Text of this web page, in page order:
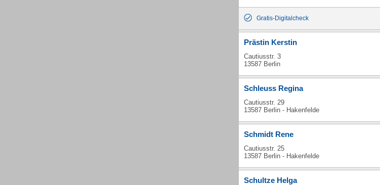
Gratis-Digitalcheck
Prästin Kerstin
Cautiusstr. 3
13587 Berlin
Schleuss Regina
Cautiusstr. 29
13587 Berlin - Hakenfelde
Schmidt Rene
Cautiusstr. 25
13587 Berlin - Hakenfelde
Schultze Helga